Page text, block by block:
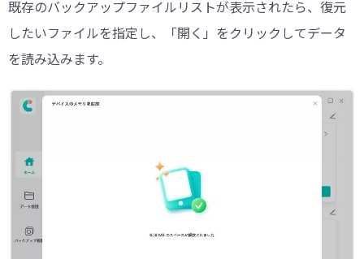
既存のバックアップファイルリストが表示されたら、復元
したいファイルを指定し、「開く」をクリックしてデータ
を読み込みます。